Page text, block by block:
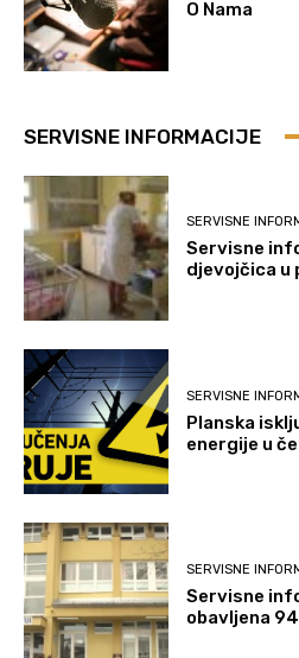
O Nama
SERVISNE INFORMACIJE
SERVISNE
Servisne
djevojčica u
SERVISNE
Planska
energije u
SERVISNE
Servisne
obavljena